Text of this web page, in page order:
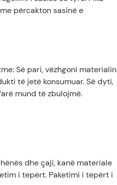
përcakton sasinë e
Së pari, vëzhgoni materialin
të jetë konsumuar. Së dyti,
mund të zbulojmë.
dhe çaji, kanë materiale
i tepërt. Paketimi i tepërt i